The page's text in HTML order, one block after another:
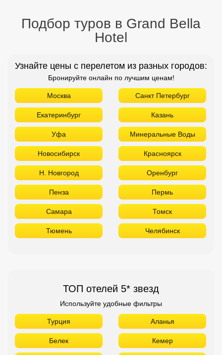
Подбор туров в Grand Bella
Hotel
Узнайте цены с перелетом из разных городов:
Бронируйте онлайн по лучшим ценам!
Москва Санкт Петербург
Екатеринбург Казань
Уфа Минеральные Воды
Новосибирск Красноярск
Н. Новгород Оренбург
Пенза Пермь
Самара Томск
Тюмень Челябинск
ТОП отелей 5* звезд
Используйте удобные фильтры
Турция Аланья
Белек Кемер